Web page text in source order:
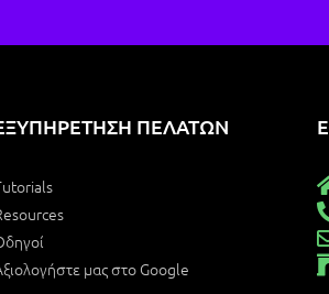
ΠΕΛΑΤΩΝ
μας στο Google